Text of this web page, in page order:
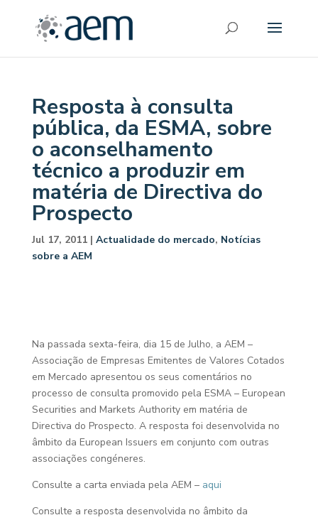
Resposta à consulta
pública, da ESMA, sobre
o aconselhamento
técnico a produzir em
matéria de Directiva do
Prospecto
Jul 17, 2011| Actualidade do mercado, Notícias
sobre a AEM
Na passada sexta-feira, dia 15 de Julho, a AEM –
Associação de Empresas Emitentes de Valores Cotados
em Mercado apresentou os seus comentários no
processo de consulta promovido pela ESMA – European
Securities and Markets Authority em matéria de
Directiva do Prospecto. A resposta foi desenvolvida no
âmbito da European Issuers em conjunto com outras
associações congéneres.
Consulte a carta enviada pela AEM – aqui
Consulte a resposta desenvolvida no âmbito da